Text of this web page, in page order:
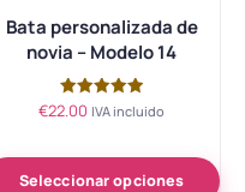
Bata personalizada de
novia – Modelo 14
Valorado
€22.00 IVA incluido
Seleccionar opciones